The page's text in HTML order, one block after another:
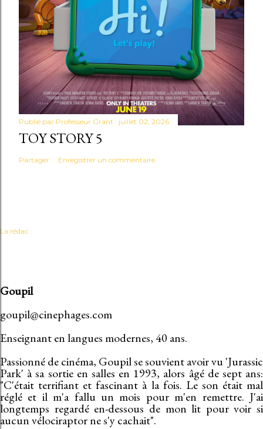
Publié par Professeur Grant juillet 02, 2026
TOY STORY 5
Partager Enregistrer un commentaire
La rédac
Goupil
goupil@cinephages.com
Enseignant en langues modernes, 40 ans.
Passionné de cinéma, Goupil se souvient avoir vu 'Jurassic
Park' à sa sortie en salles en 1993, alors âgé de sept ans:
"C'était terrifiant et fascinant à la fois. Le son était mal
réglé et il m'a fallu un mois pour m'en remettre. J'ai
longtemps regardé en-dessous de mon lit pour voir si
aucun vélociraptor ne s'y cachait".